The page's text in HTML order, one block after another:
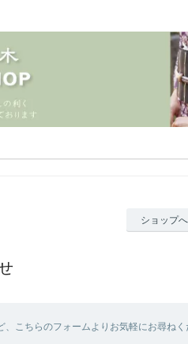
ショップ
こちらのフォームよりお気軽にお尋ねく